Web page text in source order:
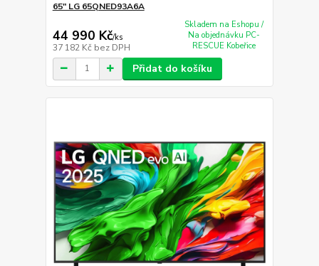
65" LG 65QNED93A6A
44 990 Kč/ks
37 182 Kč bez DPH
Skladem na Eshopu /
Na objednávku PC-
RESCUE Kobeřice
Přidat do košíku